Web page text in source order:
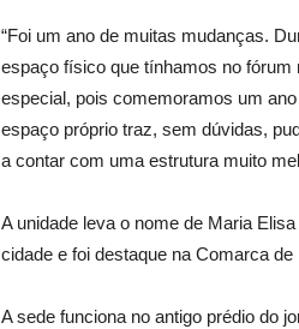
“Foi um ano de muitas mudanças.
espaço físico que tínhamos no fórum
especial, pois comemoramos um
espaço próprio traz, sem dúvidas,
a contar com uma estrutura muito
A unidade leva o nome de Maria
cidade e foi destaque na Comarca
A sede funciona no antigo prédio do